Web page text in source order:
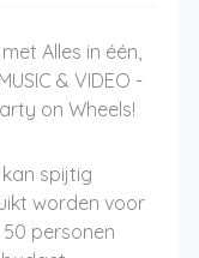
Alles in één,
& VIDEO -
on Wheels!
kan spijtig
worden voor
personen